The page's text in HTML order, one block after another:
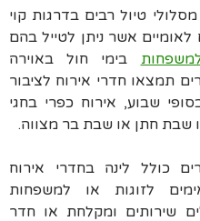
טיול רבים בדרגות קוי
לאומיים אשר ניתן לטייל בהם
בימי חול באוירה
תמצאו חדרי אירוח לציבור
שבוע, אירוח כפרי בחגי
שבת חתן או שבת בר מצווה.
כולל לינה בחדרי אירוח
לזוגות או למשפחות
שירותים ומקלחת או חדר